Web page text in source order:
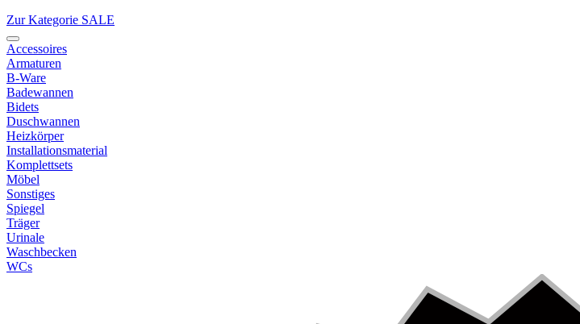
Zur Kategorie SALE
Accessoires
Armaturen
B-Ware
Badewannen
Bidets
Duschwannen
Heizkörper
Installationsmaterial
Komplettsets
Möbel
Sonstiges
Spiegel
Träger
Urinale
Waschbecken
WCs